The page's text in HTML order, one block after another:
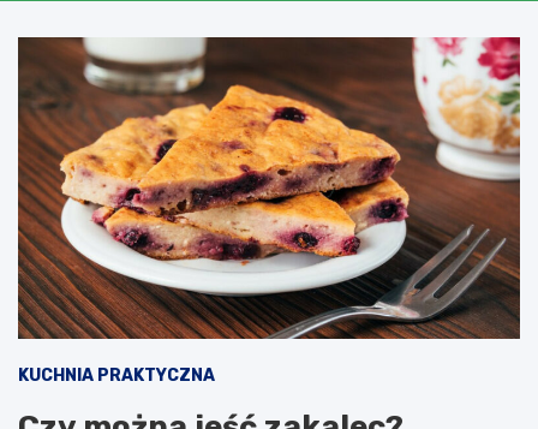
KUCHNIA PRAKTYCZNA